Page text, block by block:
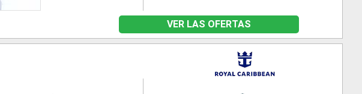
VER LAS OFERTAS